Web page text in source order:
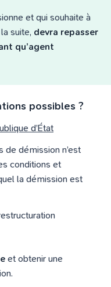
et qui souhaite à
suite, devra repasser
qu’agent
possibles ?
d’État
de démission n’est
conditions et
la démission est
et obtenir une